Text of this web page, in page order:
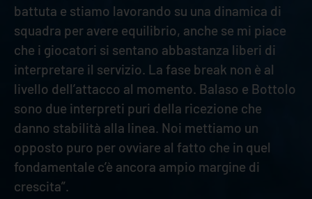
battuta e stiamo lavorando su una dinamica di
squadra per avere equilibrio, anche se mi piace
che i giocatori si sentano abbastanza liberi di
interpretare il servizio. La fase break non è al
livello dell’attacco al momento. Balaso e Bottolo
sono due interpreti puri della ricezione che
danno stabilità alla linea. Noi mettiamo un
opposto puro per ovviare al fatto che in quel
fondamentale c’è ancora ampio margine di
crescita”.